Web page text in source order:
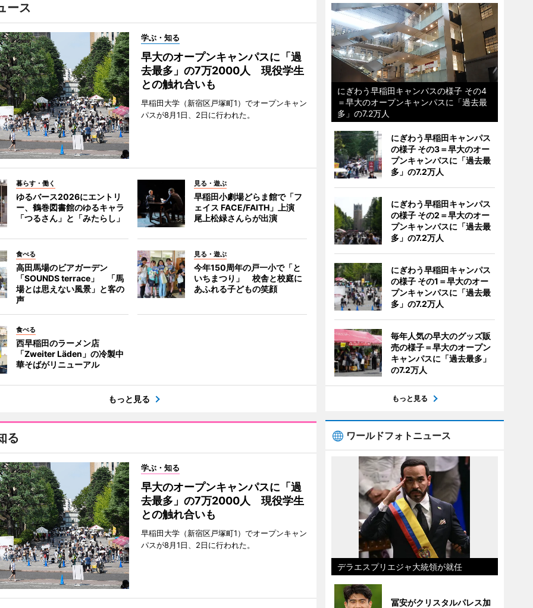
ース
学ぶ・知る
早大のオープンキャンパスに「過
去最多」の7万2000人 現役学生
との触れ合いも
早稲田大学（新宿区戸塚町1）でオープンキャン
パスが8月1日、2日に行われた。
暮らす・働く
ゆるバース2026にエントリ
ー、鶴巻図書館のゆるキャラ
「つるさん」と「みたらし」
見る・遊ぶ
早稲田小劇場どらま館で「フ
ェイス FACE/FAITH」上演
尾上松緑さんらが出演
食べる
高田馬場のビアガーデン
「SOUNDS terrace」 「馬
場とは思えない風景」と客の
声
見る・遊ぶ
今年150周年の戸一小で「と
いちまつり」 校舎と校庭に
あふれる子どもの笑顔
食べる
西早稲田のラーメン店
「Zweiter Läden」の冷製中
華そばがリニューアル
もっと見る
る
学ぶ・知る
早大のオープンキャンパスに「過
去最多」の7万2000人 現役学生
との触れ合いも
早稲田大学（新宿区戸塚町1）でオープンキャン
パスが8月1日、2日に行われた。
にぎわう早稲田キャンパスの様子 その4
＝早大のオープンキャンパスに「過去最
多」の7.2万人
にぎわう早稲田キャンパス
の様子 その3＝早大のオー
プンキャンパスに「過去最
多」の7.2万人
にぎわう早稲田キャンパス
の様子 その2＝早大のオー
プンキャンパスに「過去最
多」の7.2万人
にぎわう早稲田キャンパス
の様子 その1＝早大のオー
プンキャンパスに「過去最
多」の7.2万人
毎年人気の早大のグッズ販
売の様子＝早大のオープン
キャンパスに「過去最多」
の7.2万人
もっと見る
ワールドフォトニュース
デラエスプリエジャ大統領が就任
冨安がクリスタルパレス加